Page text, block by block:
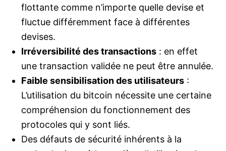
flottante comme n’importe quelle devise et
fluctue différemment face à différentes
devises.
Irréversibilité des transactions : en effet
une transaction validée ne peut être annulée.
Faible sensibilisation des utilisateurs :
L’utilisation du bitcoin nécessite une certaine
compréhension du fonctionnement des
protocoles qui y sont liés.
Des défauts de sécurité inhérents à la